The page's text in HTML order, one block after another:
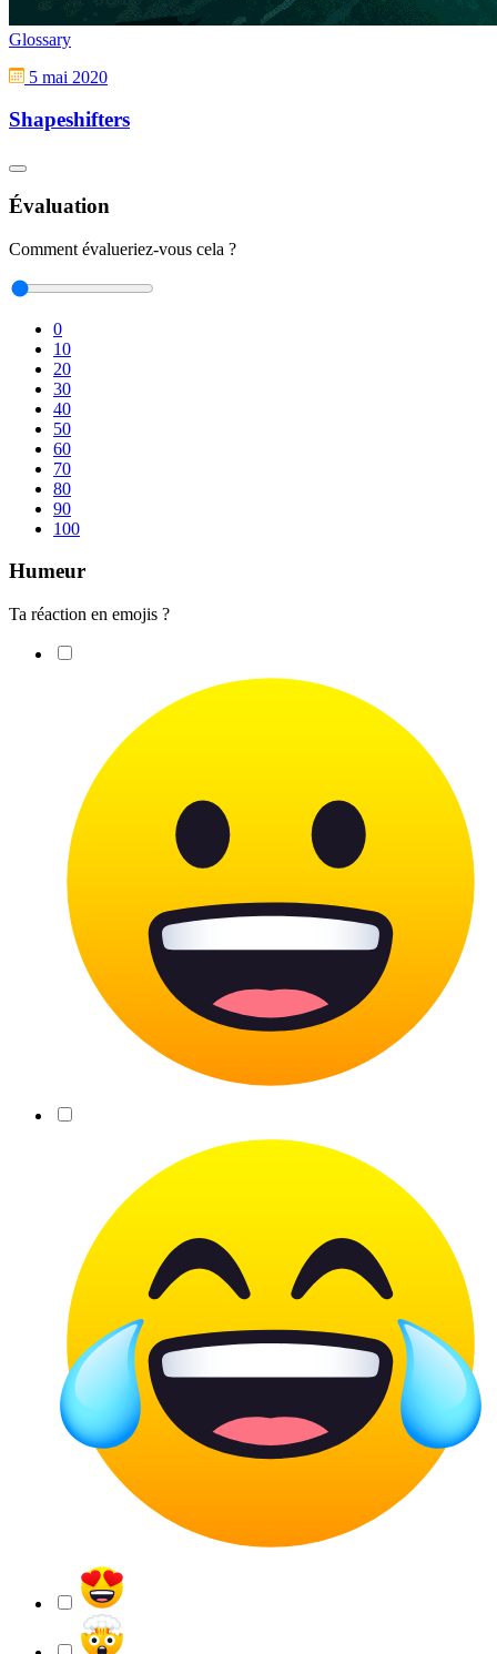
Glossary
5 mai 2020
Shapeshifters
Évaluation
Comment évalueriez-vous cela ?
0
10
20
30
40
50
60
70
80
90
100
Humeur
Ta réaction en emojis ?